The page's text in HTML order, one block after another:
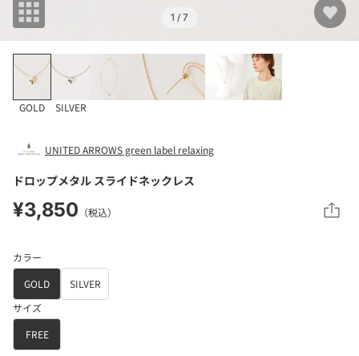
1 / 7
GOLD SILVER
UNITED ARROWS green label relaxing
ドロップメタル スライドネックレス
¥3,850 （税込）
カラー
GOLD
SILVER
サイズ
FREE